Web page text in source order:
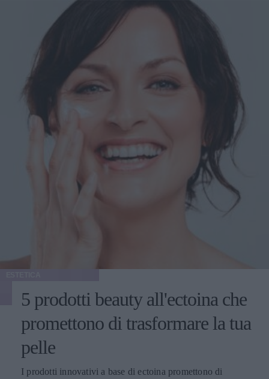
5 prodotti beauty all'ectoina che
promettono di trasformare la tua
pelle
I prodotti innovativi a base di ectoina promettono di